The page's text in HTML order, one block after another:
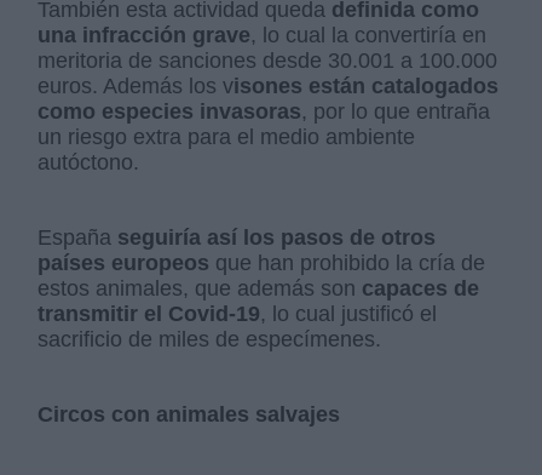
También esta actividad queda definida como
una infracción grave, lo cual la convertiría en
meritoria de sanciones desde 30.001 a 100.000
euros. Además los visones están catalogados
como especies invasoras, por lo que entraña
un riesgo extra para el medio ambiente
autóctono.
España seguiría así los pasos de otros
países europeos que han prohibido la cría de
estos animales, que además son capaces de
transmitir el Covid-19, lo cual justificó el
sacrificio de miles de especímenes.
Circos con animales salvajes